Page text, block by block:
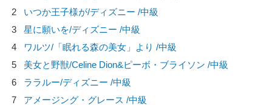
2
いつか王子様が/ディズニー /中級
3
星に願いを/ディズニー /中級
4
ワルツ/「眠れる森の美女」より /中級
5
美女と野獣/Celine Dion&ピーボ・ブライソン /中級
6
ララルー/ディズニー /中級
7
アメージング・グレース /中級